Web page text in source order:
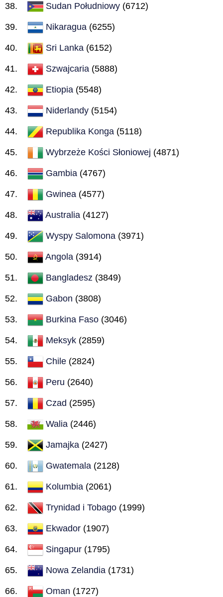
Sudan Południowy (6712)
Nikaragua (6255)
Sri Lanka (6152)
Szwajcaria (5888)
Etiopia (5548)
Niderlandy (5154)
Republika Konga (5118)
Wybrzeże Kości Słoniowej (4871)
Gambia (4767)
Gwinea (4577)
Australia (4127)
Wyspy Salomona (3971)
Angola (3914)
Bangladesz (3849)
Gabon (3808)
Burkina Faso (3046)
Meksyk (2859)
Chile (2824)
Peru (2640)
Czad (2595)
Walia (2446)
Jamajka (2427)
Gwatemala (2128)
Kolumbia (2061)
Trynidad i Tobago (1999)
Ekwador (1907)
Singapur (1795)
Nowa Zelandia (1731)
Oman (1727)